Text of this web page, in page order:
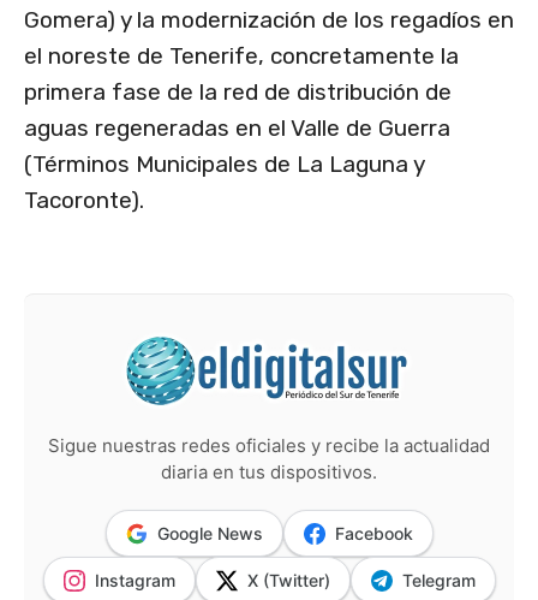
Gomera) y la modernización de los regadíos en
el noreste de Tenerife, concretamente la
primera fase de la red de distribución de
aguas regeneradas en el Valle de Guerra
(Términos Municipales de La Laguna y
Tacoronte).
Sigue nuestras redes oficiales y recibe la actualidad
diaria en tus dispositivos.
Google News Facebook
Instagram X (Twitter) Telegram